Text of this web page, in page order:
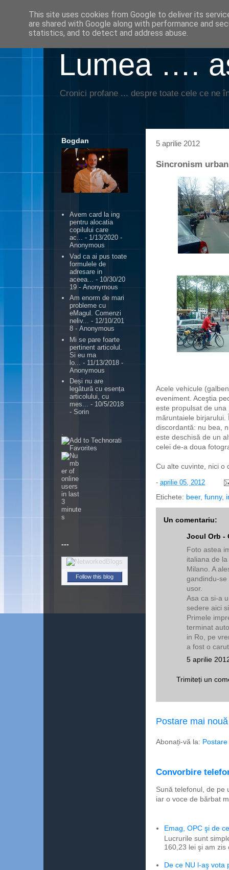
Lumea ….
Cronici profane ... despre toate cele ce ne
5 aprilie 2012
Sincronism
Acele vehicule
eveniment. Aceştia
este propulsat de
măruntaiele birjarului.
discordantă: nu bea,
este deschisă de un
celei de-a doua
Cu alte cuvinte, nici o
- aprilie 05, 2012
Etichete: beer, funny,
Un comentariu:
Jocul Orb -
Foto astea
italiana de
Milano. A
gandindu-se
usor.
Asa ca si-a
sedere aici
Primele
terminat
in Ro, pe
a fost o
5 aprilie
Trimiteți un
Postare mai nouă
Abonați-vă la:
Convorbire
Sună telefonul, de pe
iar o voce de bărbat
Emag, OPC şi de
Lucrurile sunt
160,23 lei şi am
De ce NU l-aş vota
Bogdan
Avem card la ing
pentru alocatia
copilului care
ac... - 1/13/2020 -
Anonymous
Vad ca ai pus toate
formulele de
adresare in
aceea...
- 10/30/20
19 - Anonymous
Am enorm de mari
probleme cu
eMagul. Comenzi
neliv... - 12/10/201
8 - Anonymous
Mi se pare foarte
pertinent articolul.
Si eu ma
lo...
- 11/13/2018 -
Anonymous
Deși nu are
legătură cu esența
articolului, cu
mes... - 10/5/2018
- Sorin
---
Follow this blog
This site uses cookies from Google to deliver its
are shared with Google along with performance and
statistics, and to detect and address abuse.